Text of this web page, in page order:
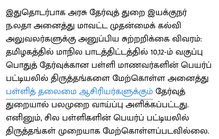
இதுதொடர்பாக அரசு தேர்வுத் துறை இயக்குநர்
ந.லதா அனைத்து மாவட்ட முதன்மைக் கல்வி
அலுவலர்களுக்கு அனுப்பிய சுற்றறிக்கை விவரம்:
தமிழகத்தில் மாநில பாடத்திட்டத்தில் 10,12-ம் வகுப்பு
பொதுத் தேர்வுக்கான பள்ளி மாணவர்களின் பெயர்ப்
பட்டியலில் திருத்தங்களை மேற்கொள்ள அனைத்து
பள்ளித் தலைமை ஆசிரியர்களுக்கும் தேர்வுத்
துறையால் பலமுறை வாய்ப்பு அளிக்கப்பட்டது.
எனினும், சில பள்ளிகளின் பெயர்ப் பட்டியலில்
திருத்தங்கள் முறையாக மேற்கொள்ளப்படவில்லை.